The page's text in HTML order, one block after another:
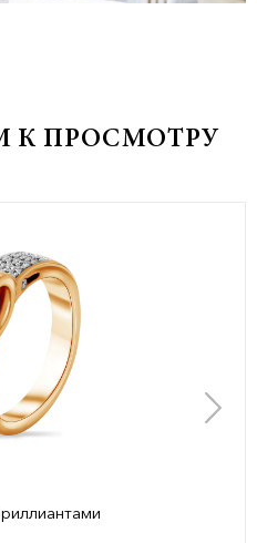
К ПРОСМОТРУ